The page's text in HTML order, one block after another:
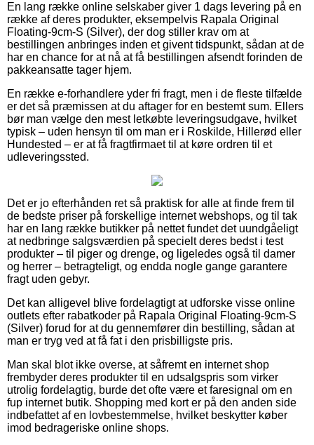
En lang række online selskaber giver 1 dags levering på en
række af deres produkter, eksempelvis Rapala Original
Floating-9cm-S (Silver), der dog stiller krav om at
bestillingen anbringes inden et givent tidspunkt, sådan at de
har en chance for at nå at få bestillingen afsendt forinden de
pakkeansatte tager hjem.
En række e-forhandlere yder fri fragt, men i de fleste tilfælde
er det så præmissen at du aftager for en bestemt sum. Ellers
bør man vælge den mest letkøbte leveringsudgave, hvilket
typisk – uden hensyn til om man er i Roskilde, Hillerød eller
Hundested – er at få fragtfirmaet til at køre ordren til et
udleveringssted.
Det er jo efterhånden ret så praktisk for alle at finde frem til
de bedste priser på forskellige internet webshops, og til tak
har en lang række butikker på nettet fundet det uundgåeligt
at nedbringe salgsværdien på specielt deres bedst i test
produkter – til piger og drenge, og ligeledes også til damer
og herrer – betragteligt, og endda nogle gange garantere
fragt uden gebyr.
Det kan alligevel blive fordelagtigt at udforske visse online
outlets efter rabatkoder på Rapala Original Floating-9cm-S
(Silver) forud for at du gennemfører din bestilling, sådan at
man er tryg ved at få fat i den prisbilligste pris.
Man skal blot ikke overse, at såfremt en internet shop
frembyder deres produkter til en udsalgspris som virker
utrolig fordelagtig, burde det ofte være et faresignal om en
fup internet butik. Shopping med kort er på den anden side
indbefattet af en lovbestemmelse, hvilket beskytter køber
imod bedrageriske online shops.